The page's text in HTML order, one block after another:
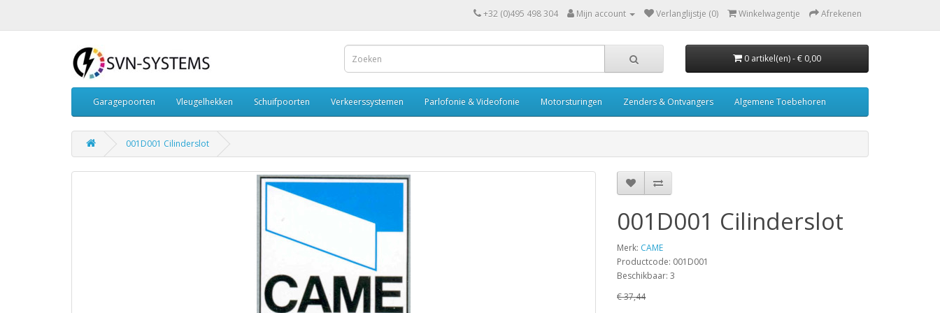
+32 (0)495 498 304 Mijn account Verlanglijstje (0) Winkelwagentje Afrekenen
0 artikel(en) - € 0,00
Garagepoorten Vleugelhekken Schuifpoorten Verkeerssystemen Parlofonie & Videofonie Motorsturingen Zenders & Ontvangers Algemene Toebehoren
001D001 Cilinderslot
001D001 Cilinderslot
Merk: CAME
Productcode: 001D001
Beschikbaar: 3
€ 37,44